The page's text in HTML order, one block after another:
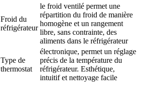
Froid du
réfrigérateur
le froid ventilé permet une
répartition du froid de manière
homogène et un rangement
libre, sans contrainte, des
aliments dans le réfrigérateur
Type de
thermostat
électronique, permet un réglage
précis de la température du
réfrigérateur. Esthétique,
intuitif et nettoyage facile